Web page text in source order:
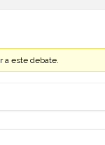
a este debate.